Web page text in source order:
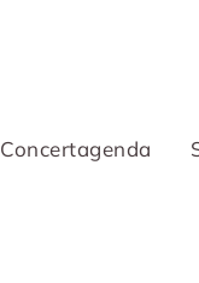
Concertagenda